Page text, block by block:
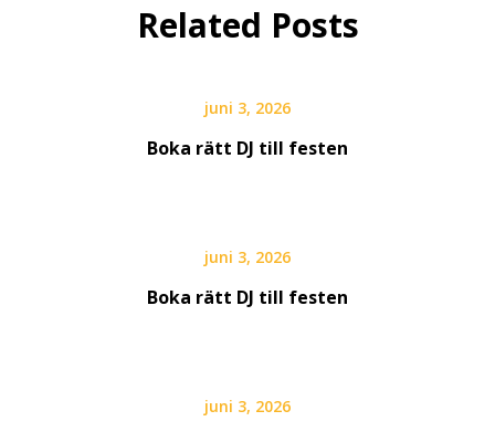
Related Posts
juni 3, 2026
Boka rätt DJ till festen
juni 3, 2026
Boka rätt DJ till festen
juni 3, 2026